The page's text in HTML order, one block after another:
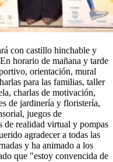
con castillo hinchable y
horario de mañana y tarde
orientación, mural
para las familias, taller
charlas de motivación,
de jardinería y floristería,
juegos de
de realidad virtual y pompas
agradecer a todas las
y ha animado a los
que "estoy convencida de